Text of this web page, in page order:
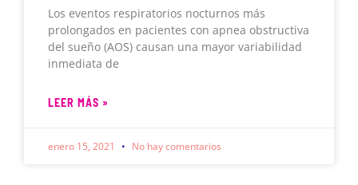
Los eventos respiratorios nocturnos más
prolongados en pacientes con apnea obstructiva
del sueño (AOS) causan una mayor variabilidad
inmediata de
LEER MÁS »
enero 15, 2021 No hay comentarios